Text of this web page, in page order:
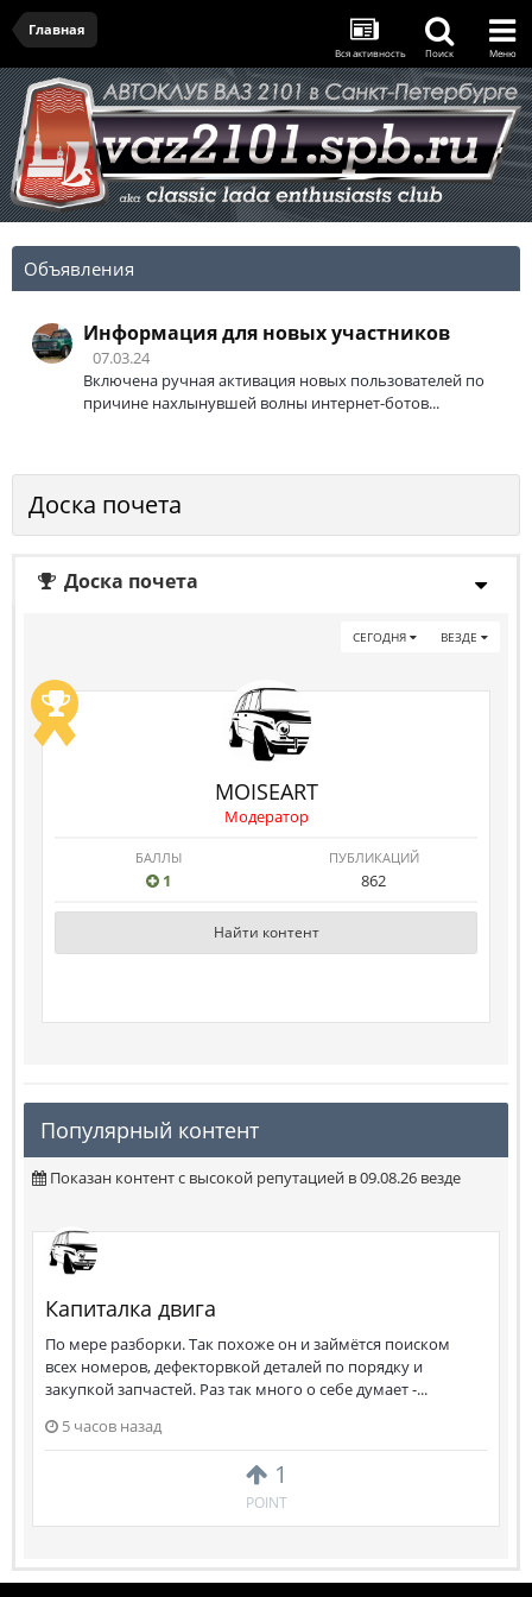
Главная
Вся активность Поиск Меню
Объявления
Информация для новых участников
07.03.24
Включена ручная активация новых пользователей по
причине нахлынувшей волны интернет-ботов...
Доска почета
Доска почета
ВЕЗДЕ
СЕГОДНЯ
MOISEART
Модератор
БАЛЛЫ
1
ПУБЛИКАЦИЙ
862
Найти контент
Популярный контент
Показан контент с высокой репутацией в 09.08.26 везде
1
POINT
Капиталка двига
По мере разборки. Так похоже он и займётся поиском
всех номеров, дефекторвкой деталей по порядку и
закупкой запчастей. Раз так много о себе думает -...
5 часов назад